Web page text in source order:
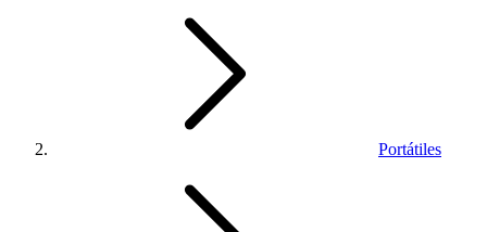
Portátiles